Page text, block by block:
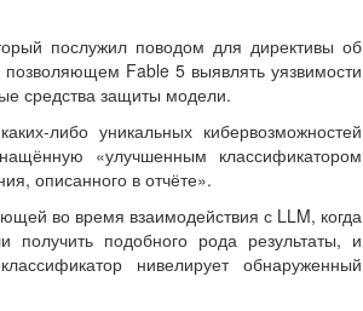
послужил поводом для директивы об
Fable 5 выявлять уязвимости
средства защиты модели.
либо уникальных кибервозможностей
«улучшенным классификатором
описанного в отчёте».
во время взаимодействия с LLM, когда
получить подобного рода результаты, и
нивелирует обнаруженный